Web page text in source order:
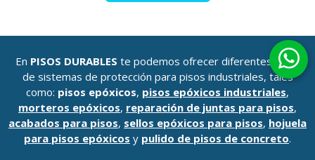
En PISOS DURABLES te podemos ofrecer diferentes tipos
de sistemas de protección para pisos industriales, tales
como: pisos epóxicos, pisos epóxicos industriales,
morteros epóxicos, reparación de juntas para pisos,
acabados para pisos, sellos epóxicos para pisos, hojuela
para pisos epóxicos y pulido de pisos de concreto.